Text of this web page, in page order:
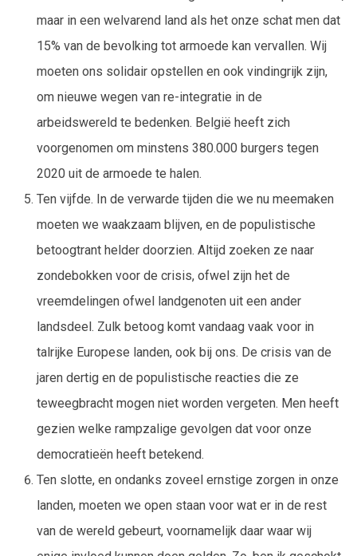
maar in een welvarend land als het onze schat men dat
15% van de bevolking tot armoede kan vervallen. Wij
moeten ons solidair opstellen en ook vindingrijk zijn,
om nieuwe wegen van re-integratie in de
arbeidswereld te bedenken. België heeft zich
voorgenomen om minstens 380.000 burgers tegen
2020 uit de armoede te halen.
Ten vijfde. In de verwarde tijden die we nu meemaken
moeten we waakzaam blijven, en de populistische
betoogtrant helder doorzien. Altijd zoeken ze naar
zondebokken voor de crisis, ofwel zijn het de
vreemdelingen ofwel landgenoten uit een ander
landsdeel. Zulk betoog komt vandaag vaak voor in
talrijke Europese landen, ook bij ons. De crisis van de
jaren dertig en de populistische reacties die ze
teweegbracht mogen niet worden vergeten. Men heeft
gezien welke rampzalige gevolgen dat voor onze
democratieën heeft betekend.
Ten slotte, en ondanks zoveel ernstige zorgen in onze
landen, moeten we open staan voor wat er in de rest
van de wereld gebeurt, voornamelijk daar waar wij